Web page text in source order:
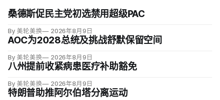
桑德斯促民主党初选禁用超级PAC
By 美轮美换 2026年8月9日
AOC为2028总统及挑战舒默保留空间
By 美轮美换 2026年8月9日
八州提前收紧病患医疗补助豁免
By 美轮美换 2026年8月9日
特朗普助推阿尔伯塔分离运动